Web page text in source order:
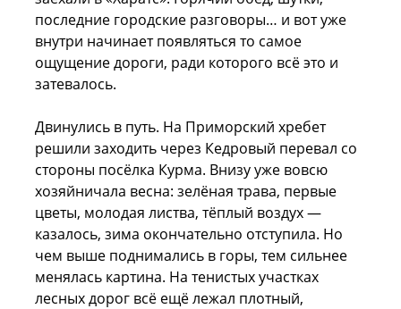
последние городские разговоры… и вот уже
внутри начинает появляться то самое
ощущение дороги, ради которого всё это и
затевалось.
Двинулись в путь. На Приморский хребет
решили заходить через Кедровый перевал со
стороны посёлка Курма. Внизу уже вовсю
хозяйничала весна: зелёная трава, первые
цветы, молодая листва, тёплый воздух —
казалось, зима окончательно отступила. Но
чем выше поднимались в горы, тем сильнее
менялась картина. На тенистых участках
лесных дорог всё ещё лежал плотный,